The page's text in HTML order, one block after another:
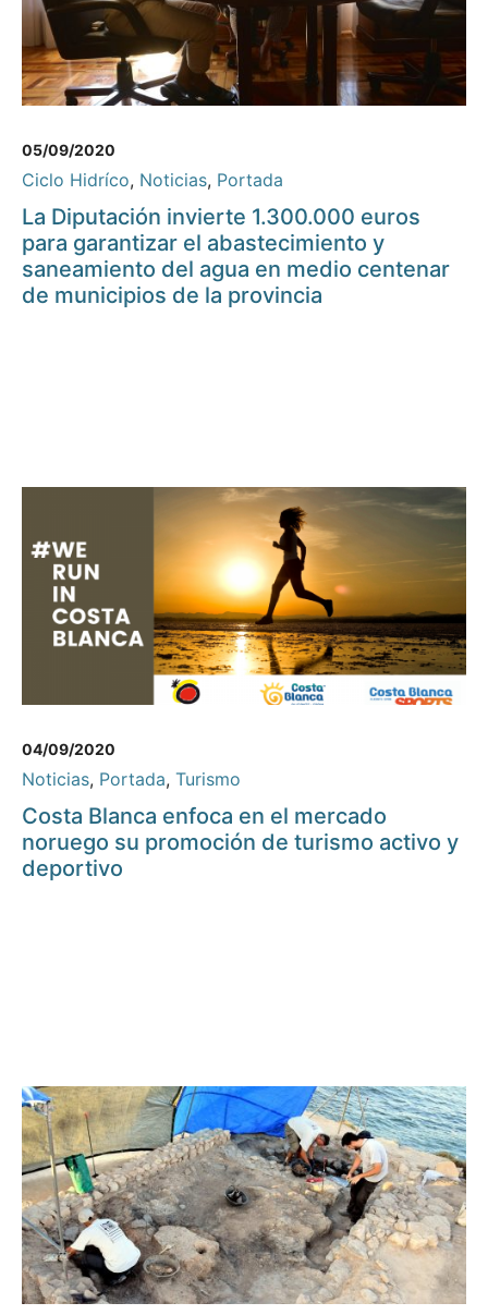
05/09/2020
Ciclo Hidríco, Noticias, Portada
La Diputación invierte 1.300.000 euros
para garantizar el abastecimiento y
saneamiento del agua en medio centenar
de municipios de la provincia
04/09/2020
Noticias, Portada, Turismo
Costa Blanca enfoca en el mercado
noruego su promoción de turismo activo y
deportivo